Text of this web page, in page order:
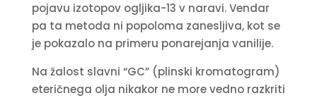
pojavu izotopov ogljika-13 v naravi. Vendar
pa ta metoda ni popoloma zanesljiva, kot se
je pokazalo na primeru ponarejanja vanilije.
Na žalost slavni “GC” (plinski kromatogram)
eteričnega olja nikakor ne more vedno razkriti